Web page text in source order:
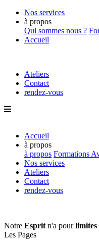
Nos services
à propos
Qui sommes nous ?
Accueil
Ateliers
Contact
rendez-vous
Accueil
à propos
à propos Formations
Nos services
Ateliers
Contact
rendez-vous
Notre Esprit n'a pourlimites
Les Pages